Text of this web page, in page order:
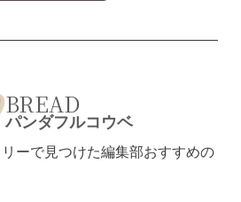
BREAD
パンダフルコウベ
リーで見つけた編集部おすすめの